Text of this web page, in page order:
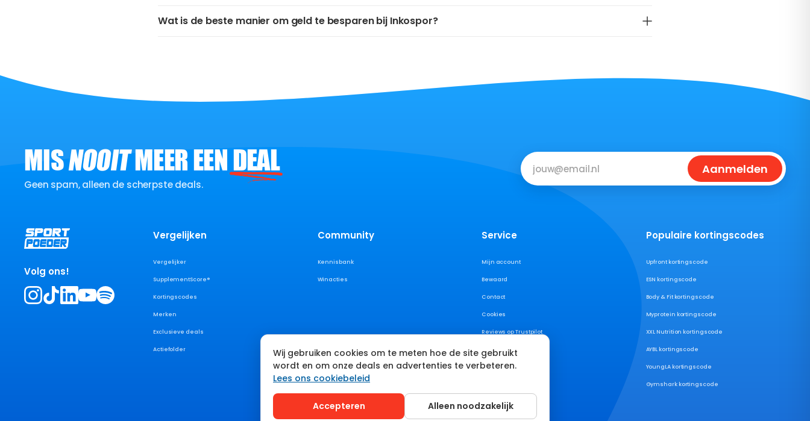
Wat is de beste manier om geld te besparen bij Inkospor?
MISNOOITMEER EENDEAL
Geen spam, alleen de scherpste deals.
Aanmelden
Volg ons!
Vergelijken
Vergelijker
SupplementScore®
Kortingscodes
Merken
Exclusieve deals
Actiefolder
Community
Kennisbank
Winacties
Service
Mijn account
Bewaard
Contact
Cookies
Reviews op Trustpilot
Populaire kortingscodes
Upfront kortingscode
ESN kortingscode
Body & Fit kortingscode
Myprotein kortingscode
XXL Nutrition kortingscode
AYBL kortingscode
YoungLA kortingscode
Gymshark kortingscode
Wij gebruiken cookies om te meten hoe de site gebruikt
wordt en om onze deals en advertenties te verbeteren.
Lees ons cookiebeleid
Accepteren Alleen noodzakelijk